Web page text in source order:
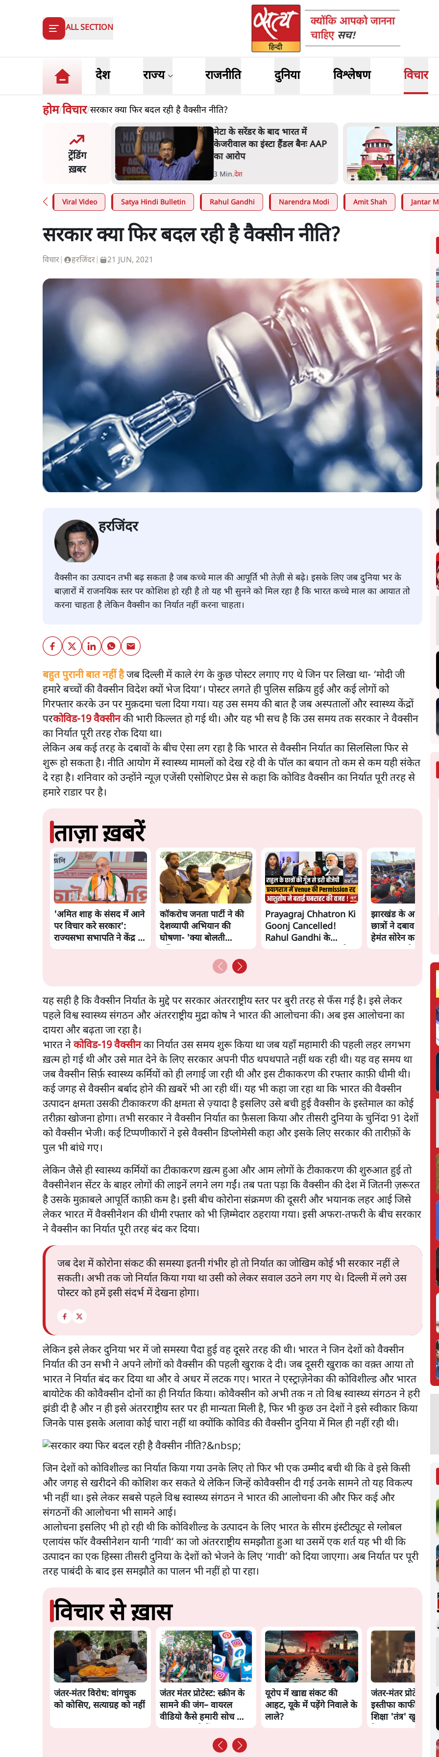
ALL SECTION
देश राज्य राजनीति दुनिया विश्लेषण विचार
होम/विचार/सरकार क्या फिर बदल रही है वैक्सीन नीति?
ट्रेंडिंग
ख़बर
समिति-मेटा की बैठकः मार्क
ने भारत सरकार से माफी
मेटा के सरेंडर के बाद भारत में
केजरीवाल का इंस्टा हैंडल बैनः AAP
का आरोप
3 Min.देश
Viral Video Satya Hindi Bulletin Rahul Gandhi Narendra Modi Amit Shah Jantar
सरकार क्या फिर बदल रही है वैक्सीन नीति?
विचार हरजिंदर 21 JUN, 2021
हरजिंदर
वैक्सीन का उत्पादन तभी बढ़ सकता है जब कच्चे माल की आपूर्ति भी तेज़ी से बढ़े। इसके लिए जब दुनिया भर के
बाज़ारों में राजनयिक स्तर पर कोशिश हो रही है तो यह भी सुनने को मिल रहा है कि भारत कच्चे माल का आयात तो
करना चाहता है लेकिन वैक्सीन का निर्यात नहीं करना चाहता।
बहुत पुरानी बात नहीं हैजब दिल्ली में काले रंग के कुछ पोस्टर लगाए गए थे जिन पर लिखा था- ‘मोदी जी
हमारे बच्चों की वैक्सीन विदेश क्यों भेज दिया‘। पोस्टर लगते ही पुलिस सक्रिय हुई और कई लोगों को
गिरफ्तार करके उन पर मुक़दमा चला दिया गया। यह उस समय की बात है जब अस्पतालों और स्वास्थ्य केंद्रों
परकोविड-19 वैक्सीनकी भारी किल्लत हो गई थी। और यह भी सच है कि उस समय तक सरकार ने वैक्सीन
का निर्यात पूरी तरह रोक दिया था।
लेकिन अब कई तरह के दबावों के बीच ऐसा लग रहा है कि भारत से वैक्सीन निर्यात का सिलसिला फिर से
शुरू हो सकता है। नीति आयोग में स्वास्थ्य मामलों को देख रहे वी के पॉल का बयान तो कम से कम यही संकेत
दे रहा है। शनिवार को उन्होंने न्यूज़ एजेंसी एसोशिएट प्रेस से कहा कि कोविड वैक्सीन का निर्यात पूरी तरह से
हमारे राडार पर है।
ताज़ा ख़बरें
'अमित शाह के संसद में आने
पर विचार करे सरकार':
राज्यसभा सभापति ने केंद्र से
कॉकरोच जनता पार्टी ने की
देशव्यापी अभियान की
घोषणा- 'क्या बोलती
Prayagraj Chhatron Ki
Goonj Cancelled!
Rahul Gandhi के
झारखंड के
छात्रों ने दबाव बढ़ाया,
हेमंत सोरेन का इस्तीफा
यह सही है कि वैक्सीन निर्यात के मुद्दे पर सरकार अंतरराष्ट्रीय स्तर पर बुरी तरह से फँस गई है। इसे लेकर
पहले विश्व स्वास्थ्य संगठन और अंतरराष्ट्रीय मुद्रा कोष ने भारत की आलोचना की। अब इस आलोचना का
दायरा और बढ़ता जा रहा है।
भारत नेकोविड-19 वैक्सीनका निर्यात उस समय शुरू किया था जब यहाँ महामारी की पहली लहर लगभग
ख़त्म हो गई थी और उसे मात देने के लिए सरकार अपनी पीठ थपथपाते नहीं थक रही थी। यह वह समय था
जब वैक्सीन सिर्फ़ स्वास्थ्य कर्मियों को ही लगाई जा रही थी और इस टीकाकरण की रफ्तार काफ़ी धीमी थी।
कई जगह से वैक्सीन बर्बाद होने की ख़बरें भी आ रही थीं। यह भी कहा जा रहा था कि भारत की वैक्सीन
उत्पादन क्षमता उसकी टीकाकरण की क्षमता से ज़्यादा है इसलिए उसे बची हुई वैक्सीन के इस्तेमाल का कोई
तरीक़ा खोजना होगा। तभी सरकार ने वैक्सीन निर्यात का फ़ैसला किया और तीसरी दुनिया के चुनिंदा 91 देशों
को वैक्सीन भेजी। कई टिप्पणीकारों ने इसे वैक्सीन डिप्लोमेसी कहा और इसके लिए सरकार की तारीफ़ों के
पुल भी बांधे गए।
लेकिन जैसे ही स्वास्थ्य कर्मियों का टीकाकरण ख़त्म हुआ और आम लोगों के टीकाकरण की शुरुआत हुई तो
वैक्सीनेशन सेंटर के बाहर लोगों की लाइनें लगने लग गईं। तब पता पड़ा कि वैक्सीन की देश में जितनी ज़रूरत
है उसके मुक़ाबले आपूर्ति काफ़ी कम है। इसी बीच कोरोना संक्रमण की दूसरी और भयानक लहर आई जिसे
लेकर भारत में वैक्सीनेशन की धीमी रफ्तार को भी ज़िम्मेदार ठहराया गया। इसी अफरा-तफरी के बीच सरकार
ने वैक्सीन का निर्यात पूरी तरह बंद कर दिया।
जब देश में कोरोना संकट की समस्या इतनी गंभीर हो तो निर्यात का जोखिम कोई भी सरकार नहीं ले
सकती। अभी तक जो निर्यात किया गया था उसी को लेकर सवाल उठने लग गए थे। दिल्ली में लगे उस
पोस्टर को हमें इसी संदर्भ में देखना होगा।
लेकिन इसे लेकर दुनिया भर में जो समस्या पैदा हुई वह दूसरे तरह की थी। भारत ने जिन देशों को वैक्सीन
निर्यात की उन सभी ने अपने लोगों को वैक्सीन की पहली खुराक दे दी। जब दूसरी खुराक का वक़्त आया तो
भारत ने निर्यात बंद कर दिया था और वे अधर में लटक गए। भारत ने एस्ट्राज़ेनेका की कोविशील्ड और भारत
बायोटेक की कोवैक्सीन दोनों का ही निर्यात किया। कोवैक्सीन को अभी तक न तो विश्व स्वास्थ्य संगठन ने हरी
झंडी दी है और न ही इसे अंतरराष्ट्रीय स्तर पर ही मान्यता मिली है, फिर भी कुछ उन देशों ने इसे स्वीकार किया
जिनके पास इसके अलावा कोई चारा नहीं था क्योंकि कोविड की वैक्सीन दुनिया में मिल ही नहीं रही थी।
जिन देशों को कोविशील्ड का निर्यात किया गया उनके लिए तो फिर भी एक उम्मीद बची थी कि वे इसे किसी
और जगह से खरीदने की कोशिश कर सकते थे लेकिन जिन्हें कोवैक्सीन दी गई उनके सामने तो यह विकल्प
भी नहीं था। इसे लेकर सबसे पहले विश्व स्वास्थ्य संगठन ने भारत की आलोचना की और फिर कई और
संगठनों की आलोचना भी सामने आई।
आलोचना इसलिए भी हो रही थी कि कोविशील्ड के उत्पादन के लिए भारत के सीरम इंस्टीट्यूट से ग्लोबल
एलायंस फॉर वैक्सीनेशन यानी ‘गावी’ का जो अंतरराष्ट्रीय समझौता हुआ था उसमें एक शर्त यह भी थी कि
उत्पादन का एक हिस्सा तीसरी दुनिया के देशों को भेजने के लिए ‘गावी’ को दिया जाएगा। अब निर्यात पर पूरी
तरह पाबंदी के बाद इस समझौते का पालन भी नहीं हो पा रहा।
विचार से ख़ास
जंतर-मंतर विरोध: वांगचुक
को कोसिए, सत्याग्रह को नहीं
जंतर मंतर प्रोटेस्ट: स्क्रीन के
सामने की जंग– वायरल
वीडियो कैसे हमारी सोच को
यूरोप में खाद्य संकट की
आहट, यूके में पड़ेंगे निवाले के
लाले?
जंतर-मंतर प्रोटेस्ट:
इस्तीफा काफी नहीं,
शिक्षा 'तंत्र' खुद एक